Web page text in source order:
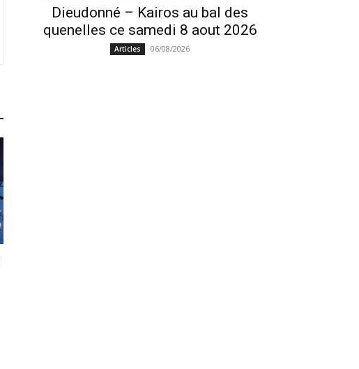
Dieudonné – Kairos au bal des
quenelles ce samedi 8 aout 2026
Articles 06/08/2026